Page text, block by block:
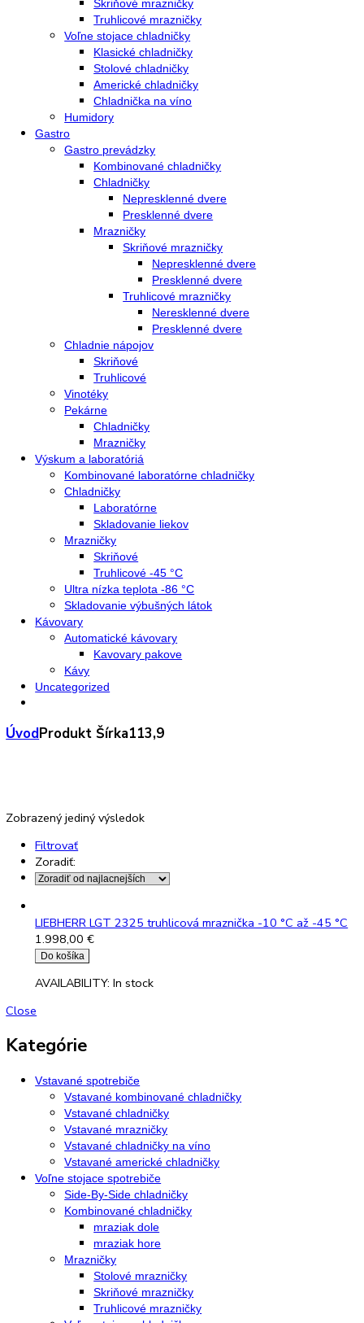
Kombinované chladničky
mraziak dole
mraziak hore
Mrazničky
Stolové mrazničky
Skriňové mrazničky
Truhlicové mrazničky
Klasické chladničky
Stolové chladničky
Americké chladničky
Chladnička na víno
Humidory
Gastro prevádzky
Kombinované chladničky
Chladničky
Nepresklenné dvere
Presklenné dvere
Mrazničky
Skriňové mrazničky
Truhlicové mrazničky
Chladnie nápojov
Skriňové
Truhlicové
Vinotéky
Pekárne
Chladničky
Mrazničky
Výskum a laboratóriá
Kombinované laboratórne chladničky
Chladničky
Laboratórne
Mrazničky
Truhlicové -45 °C
Kavovary pakove
Kávy
Uncategorized
Úvod
Zobrazený jediný výsledok
Filtrovať
Zoradiť:
LIEBHERR LGT 2325 truhlicová mraznička -10 °C až -
1.998,00€
Do košíka
AVAILABILITY:In stock
Kategórie
Vstavané spotrebiče
Vstavané kombinované chladničky